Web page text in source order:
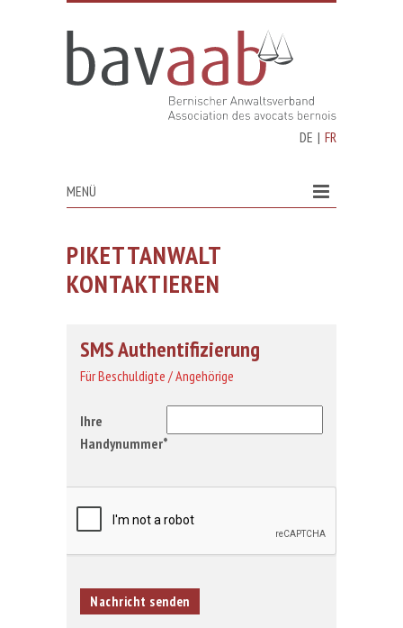
DE | FR
MENÜ
PIKETTANWALT
KONTAKTIEREN
SMS Authentifizierung
Für Beschuldigte / Angehörige
Ihre
Handynummer*